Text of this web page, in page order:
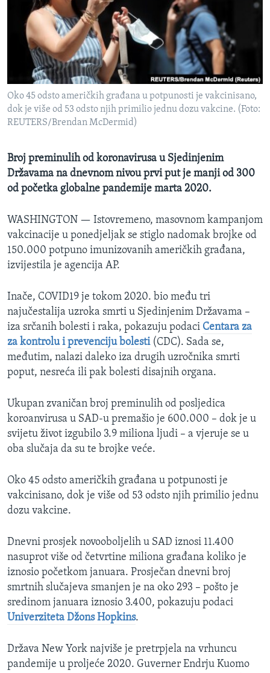
MAGAZIN
O GLASU AMERIKE
Learning English
PRATITE NAS
Jezici
Oko 45 odsto američkih građana u potpunosti je vakcinisano,
dok je više od 53 odsto njih primilio jednu dozu vakcine. (Foto:
REUTERS/Brendan McDermid)
Broj preminulih od koronavirusa u Sjedinjenim
Državama na dnevnom nivou prvi put je manji od 300
od početka globalne pandemije marta 2020.
WASHINGTON — Istovremeno, masovnom kampanjom
vakcinacije u ponedjeljak se stiglo nadomak brojke od
150.000 potpuno imunizovanih američkih građana,
izvijestila je agencija AP.
Inače, COVID19 je tokom 2020. bio među tri
najučestalija uzroka smrti u Sjedinjenim Državama –
iza srčanih bolesti i raka, pokazuju podaci Centara za
za kontrolu i prevenciju bolesti(CDC). Sada se,
međutim, nalazi daleko iza drugih uzročnika smrti
poput, nesreća ili pak bolesti disajnih organa.
Ukupan zvaničan broj preminulih od posljedica
koroanvirusa u SAD-u premašio je 600.000 – dok je u
svijetu život izgubilo 3.9 miliona ljudi – a vjeruje se u
oba slučaja da su te brojke veće.
Oko 45 odsto američkih građana u potpunosti je
vakcinisano, dok je više od 53 odsto njih primilio jednu
dozu vakcine.
Dnevni prosjek novooboljelih u SAD iznosi 11.400
nasuprot više od četvrtine miliona građana koliko je
iznosio početkom januara. Prosječan dnevni broj
smrtnih slučajeva smanjen je na oko 293 – pošto je
sredinom januara iznosio 3.400, pokazuju podaci
Univerziteta Džons Hopkins.
Država New York najviše je pretrpjela na vrhuncu
pandemije u proljeće 2020. Guverner Endrju Kuomo